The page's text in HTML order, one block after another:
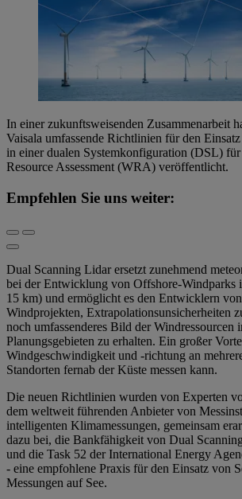
In einer zukunftsweisenden Zusammenarbeit
Vaisala umfassende Richtlinien für den
in einer dualen Systemkonfiguration (DSL)
Resource Assessment (WRA) veröffentlicht.
Empfehlen Sie uns weiter:
Dual Scanning Lidar ersetzt zunehmend
bei der Entwicklung von Offshore-Windparks
15 km) und ermöglicht es den Entwicklern
Windprojekten, Extrapolationsunsicherheiten
noch umfassenderes Bild der Windressourcen
Planungsgebieten zu erhalten. Ein großer
Windgeschwindigkeit und -richtung an
Standorten fernab der Küste messen kann.
Die neuen Richtlinien wurden von Experten
dem weltweit führenden Anbieter von
intelligenten Klimamessungen, gemeinsam
dazu bei, die Bankfähigkeit von Dual
und die Task 52 der International Energy
- eine empfohlene Praxis für den Einsatz von
Messungen auf See.